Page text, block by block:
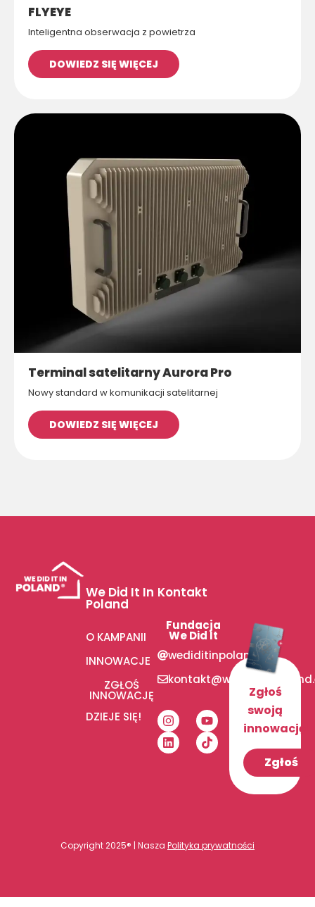
FLYEYE
Inteligentna obserwacja z powietrza
DOWIEDZ SIĘ WIĘCEJ
Terminal satelitarny Aurora Pro
Nowy standard w komunikacji satelitarnej
DOWIEDZ SIĘ WIĘCEJ
We Did It In
Poland
O KAMPANII
INNOWACJE
ZGŁOŚ
INNOWACJĘ
DZIEJE SIĘ!
Kontakt
Fundacja
We Did It
wediditinpoland
Zgłoś
swoją
innowację!
Zgłoś
Copyright 2025® | Nasza Polityka prywatności